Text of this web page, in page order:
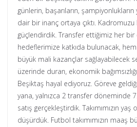
günlerin, başarıların,
dair bir inanç ortaya çıktı.
güçlendirdik. Transfer ettiğimiz her bir
hedeflerimize katkıda bulunacak,
büyük mali kazançlar sağlayabilecek
üzerinde duran, ekonomik
Beşiktaş hayal ediyoruz. Göreve
yana, yalnızca 2 transfer döneminde
satış gerçekleştirdik. Takımımızın yaş
düşürdük. Futbol takımımızın maaş